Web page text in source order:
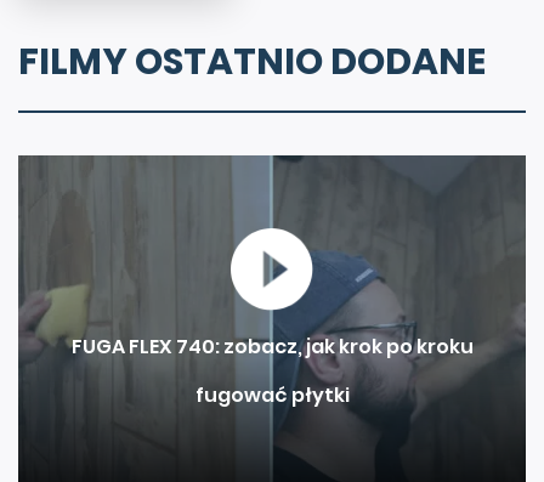
FILMY OSTATNIO DODANE
FUGA FLEX 740: zobacz, jak krok po kroku
fugować płytki